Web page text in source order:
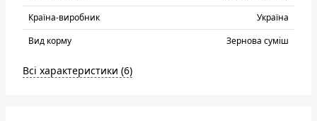
Країна-виробник
Україна
Вид корму
Зернова суміш
Всі характеристики (6)